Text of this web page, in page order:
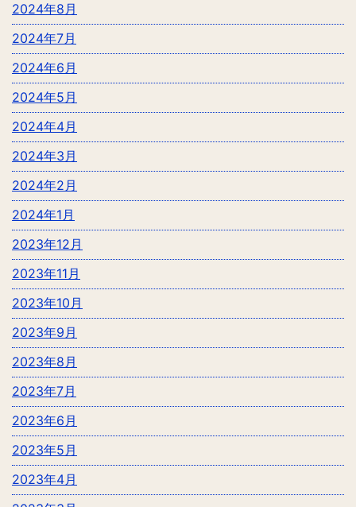
2024年8月
2024年7月
2024年6月
2024年5月
2024年4月
2024年3月
2024年2月
2024年1月
2023年12月
2023年11月
2023年10月
2023年9月
2023年8月
2023年7月
2023年6月
2023年5月
2023年4月